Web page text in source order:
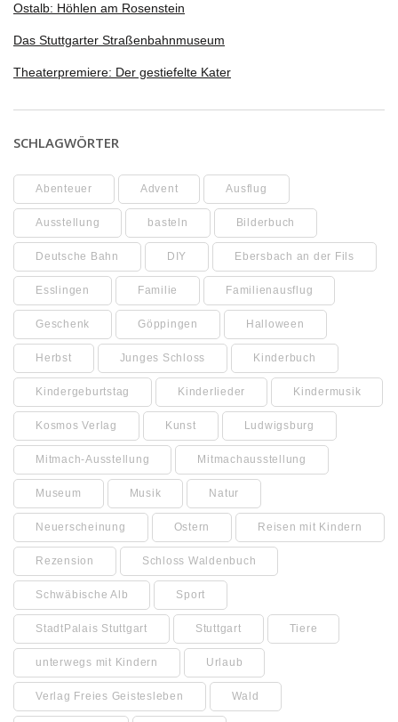
Ostalb: Höhlen am Rosenstein
Das Stuttgarter Straßenbahnmuseum
Theaterpremiere: Der gestiefelte Kater
SCHLAGWÖRTER
Abenteuer Advent Ausflug
Ausstellung basteln Bilderbuch
Deutsche Bahn DIY Ebersbach an der Fils
Esslingen Familie Familienausflug
Geschenk Göppingen Halloween
Herbst Junges Schloss Kinderbuch
Kindergeburtstag Kinderlieder Kindermusik
Kosmos Verlag Kunst Ludwigsburg
Mitmach-Ausstellung Mitmachausstellung
Museum Musik Natur
Neuerscheinung Ostern Reisen mit Kindern
Rezension Schloss Waldenbuch
Schwäbische Alb Sport
StadtPalais Stuttgart Stuttgart Tiere
unterwegs mit Kindern Urlaub
Verlag Freies Geistesleben Wald